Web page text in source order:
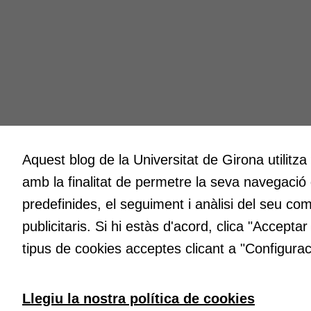
Innovació
A l’ICE ens entusiasma la innovació.
Volem que sigui l’impuls per millorar
universitat i fer que la qualitat en sigui el
distintiu permanent.
Volem
espais
maneres
idees
Universitat de Girona Institut de Ciències de l’Educació
Aquest blog de la Universitat de Girona
amb la finalitat de permetre la seva
predefinides, el seguiment i anàlisi del seu
publicitaris. Si hi estàs d'acord, clica
tipus de cookies acceptes clicant a
Llegiu la nostra política de cookies